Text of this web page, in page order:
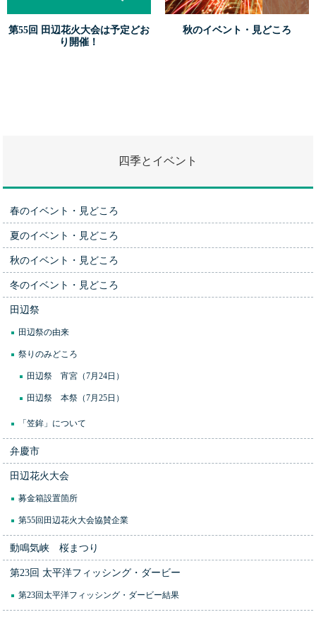
第55回 田辺花火大会は予定どお
り開催！
秋のイベント・見どころ
四季とイベント
春のイベント・見どころ
夏のイベント・見どころ
秋のイベント・見どころ
冬のイベント・見どころ
田辺祭
田辺祭の由来
祭りのみどころ
田辺祭 宵宮（7月24日）
田辺祭 本祭（7月25日）
「笠鉾」について
弁慶市
田辺花火大会
募金箱設置箇所
第55回田辺花火大会協賛企業
動鳴気峡 桜まつり
第23回 太平洋フィッシング・ダービー
第23回太平洋フィッシング・ダービー結果